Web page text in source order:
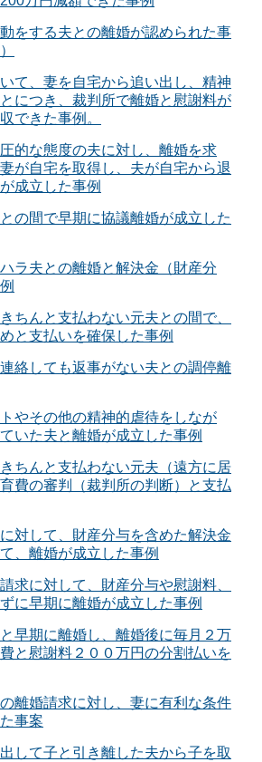
をする夫との離婚が認められた事
て、妻を自宅から追い出し、精神
につき、裁判所で離婚と慰謝料が
できた事例。
的な態度の夫に対し、離婚を求
が自宅を取得し、夫が自宅から退
成立した事例
の間で早期に協議離婚が成立した
ラ夫との離婚と解決金（財産分
ちんと支払わない元夫との間で、
と支払いを確保した事例
絡しても返事がない夫との調停離
やその他の精神的虐待をしなが
いた夫と離婚が成立した事例
ちんと支払わない元夫（遠方に居
費の審判（裁判所の判断）と支払
対して、財産分与を含めた解決金
、離婚が成立した事例
求に対して、財産分与や慰謝料、
に早期に離婚が成立した事例
早期に離婚し、離婚後に毎月２万
と慰謝料２００万円の分割払いを
離婚請求に対し、妻に有利な条件
事案
して子と引き離した夫から子を取